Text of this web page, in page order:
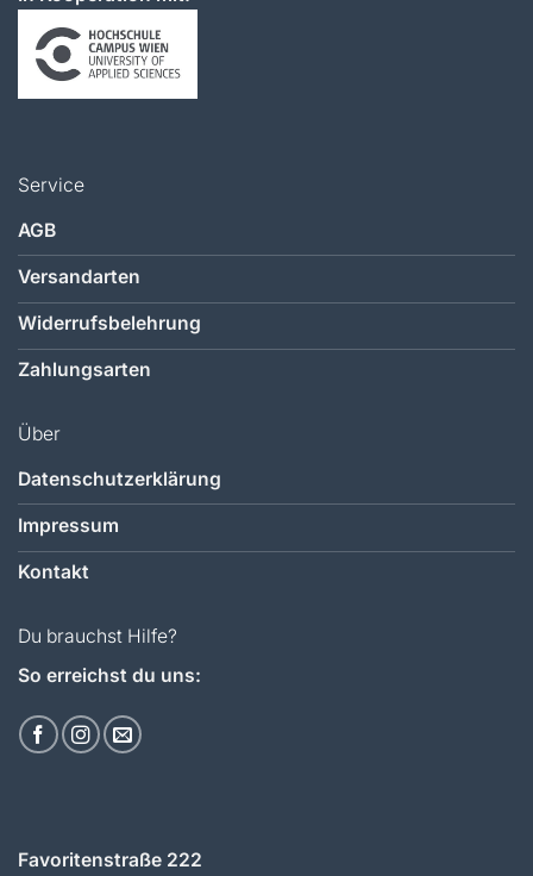
Service
AGB
Versandarten
Widerrufsbelehrung
Zahlungsarten
Über
Datenschutzerklärung
Impressum
Kontakt
Du brauchst Hilfe?
So erreichst du uns:
Favoritenstraße 222